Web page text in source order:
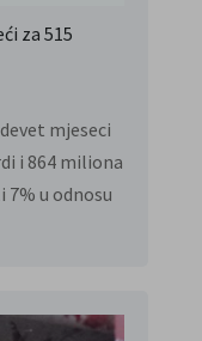
za 515
mjeseci
i 864 miliona
7% u odnosu